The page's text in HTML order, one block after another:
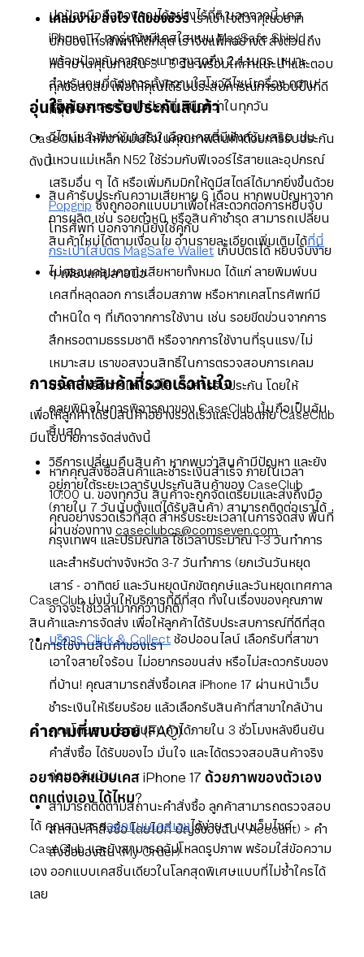
ปกป้องมือถือของคุณได้อย่างไร้ที่ติ นอกจากนี้ เคส
iPhone 17 ทุกรุ่นยังมีเคสใสแบบ MagSafe Shield
พร้อมป้องกันการกระแทกสูงสุดถึง 2.4 เมตร เหมาะ
สำหรับคนที่ต้องการทั้งความใสโชว์ดีไซน์เครื่อง ความ
แข็งแรง และการปกป้องที่เหนือกว่าในทุกวัน
ดีไซน์และฟังก์ชันเสริม เลือกเคสที่มีฟังก์ชันเสริม เช่น
แหวนแม่เหล็ก N52 ใช้ร่วมกับฟีเจอร์ไร้สายและอุปกรณ์
เสริมอื่น ๆ ได้ หรือเพิ่มกิมมิกให้ดูมีสไตล์ได้มากยิ่งขึ้นด้วย
Popgrip ซึ่งถูกออกแบบมาเพื่อให้สะดวกต่อการหยิบจับ
โทรศัพท์ นอกจากนี้ยังใช้คู่กับ
กระเป๋าใส่บัตร MagSafe Wallet เก็บบัตรได้ หยิบจับง่าย
ๆ เพียงแค่ปลายนิ้ว
เคลมง่าย ส่งไว ได้ของชัวร์เราเข้าใจดีว่าคุณอยาก
ปกป้องโทรศัพท์ให้ดีที่สุด เราจึงแพ็กอย่างดี ส่งด่วนถึง
หน้าบ้านคุณภายใน 3 - 5 วัน พร้อมให้คำแนะนำและตอบ
ทุกข้อสงสัย เพื่อให้คุณได้รับประสบการณ์การช้อปปิ้งที่ดี
ที่สุด
อุ่นใจกับการรับประกันสินค้า
CaseClub ให้ความมั่นใจในคุณภาพสินค้าด้วยการรับประกัน
ดังนี้
สินค้ารับประกันความเสียหาย 6 เดือน หากพบปัญหาจาก
การผลิต เช่น รอยตำหนิ หรือสินค้าชำรุด สามารถเปลี่ยน
สินค้าใหม่ได้ตามเงื่อนไข อ่านรายละเอียดเพิ่มเติมได้ที่นี่
ไม่ครอบคลุมความเสียหายทั้งหมด ได้แก่ ลายพิมพ์บน
เคสที่หลุดลอก การเสื่อมสภาพ หรือหากเคสโทรศัพท์มี
ตำหนิใด ๆ ที่เกิดจากการใช้งาน เช่น รอยขีดข่วนจากการ
สึกหรอตามธรรมชาติ หรือจากการใช้งานที่รุนแรง/ไม่
เหมาะสม เราขอสงวนสิทธิ์ในการตรวจสอบการเคลม
ประกันหรือการแก้ไขนโยบายการรับประกัน โดยให้
ดุลยพินิจในการพิจารณาของ CaseClub นั้นถือเป็นอัน
สิ้นสุด
วิธีการเปลี่ยนคืนสินค้า หากพบว่าสินค้ามีปัญหา และยัง
อยู่ภายใต้ระยะเวลารับประกันสินค้าของ CaseClub
(ภายใน 7 วันนับตั้งแต่ได้รับสินค้า) สามารถติดต่อเราได้
ผ่านช่องทาง caseclubcs@comseven.com
การจัดส่งสินค้าที่รวดเร็วทันใจ
เพื่อให้ลูกค้าได้รับสินค้าอย่างรวดเร็วและปลอดภัย CaseClub
มีนโยบายการจัดส่งดังนี้
หากคุณสั่งซื้อสินค้าและชำระเงินสำเร็จ ภายในเวลา
10:00 น. ของทุกวัน สินค้าจะถูกจัดเตรียมและส่งถึงมือ
คุณอย่างรวดเร็วที่สุด สำหรับระยะเวลาในการจัดส่ง พื้นที่
กรุงเทพฯ และปริมณฑล ใช้เวลาประมาณ 1-3 วันทำการ
และสำหรับต่างจังหวัด 3-7 วันทำการ (ยกเว้นวันหยุด
เสาร์ - อาทิตย์ และวันหยุดนักขัตฤกษ์และวันหยุดเทศกาล
อาจจะใช้เวลามากกว่าปกติ)
บริการ Click & Collect ช้อปออนไลน์ เลือกรับที่สาขา
เอาใจสายใจร้อน ไม่อยากรอขนส่ง หรือไม่สะดวกรับของ
ที่บ้าน! คุณสามารถสั่งซื้อเคส iPhone 17 ผ่านหน้าเว็บ
ชำระเงินให้เรียบร้อย แล้วเลือกรับสินค้าที่สาขาใกล้บ้าน
คุณ โดยสามารถรับสินค้าได้ภายใน 3 ชั่วโมงหลังยืนยัน
คำสั่งซื้อ ได้รับของไว มั่นใจ และได้ตรวจสอบสินค้าจริง
ก่อนกลับบ้าน
สามารถติดตามสถานะคำสั่งซื้อ ลูกค้าสามารถตรวจสอบ
สถานะคำสั่งซื้อ โดยไปที่ บัญชีของฉัน ( Account) > คำ
สั่งซื้อของฉัน (My Order)
CaseClub มุ่งมั่นให้บริการที่ดีที่สุด ทั้งในเรื่องของคุณภาพ
สินค้าและการจัดส่ง เพื่อให้ลูกค้าได้รับประสบการณ์ที่ดีที่สุด
ในการใช้งานสินค้าของเรา
คำถามที่พบบ่อย (FAQ)
อยากออกแบบเคส iPhone 17 ด้วยภาพของตัวเอง
ตกแต่งเอง ได้ไหม?
ได้ คุณสามารถออกแบบเคสเองได้ง่าย ๆ บนเว็บไซต์
CaseClub และยังสามารถอัปโหลดรูปภาพ พร้อมใส่ข้อความ
เอง ออกแบบเคสชิ้นเดียวในโลกสุดพิเศษแบบที่ไม่ซ้ำใครได้
เลย